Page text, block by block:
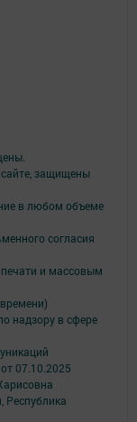
защищены
в любом объеме
согласия
печати и массовым
надзору в сфере
07.10.2025
Республика